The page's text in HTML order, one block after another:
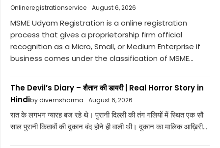
Onlineregistrationservice
August 6, 2026
MSME Udyam Registration is a online registration
process that gives a proprietorship firm official
recognition as a Micro, Small, or Medium Enterprise if
business comes under the classification of MSME...
The Devil’s Diary – शैतान की डायरी | Real Horror Story in
Hindiby divemsharma August 6, 2026
रात के लगभग ग्यारह बज रहे थे। पुरानी दिल्ली की तंग गलियों में स्थित एक सौ
साल पुरानी किताबों की दुकान बंद होने ही वाली थी। दुकान का मालिक आख़िरी...